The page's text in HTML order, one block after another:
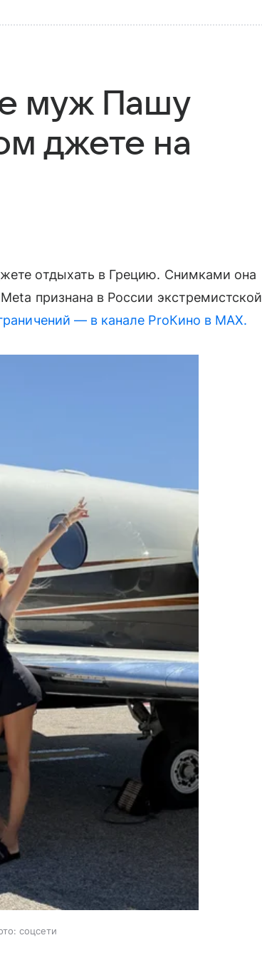
муж Пашу
джете на
отдыхать в Грецию. Снимками она
признана в России экстремистской
— в канале ProКино в MAX.
соцсети